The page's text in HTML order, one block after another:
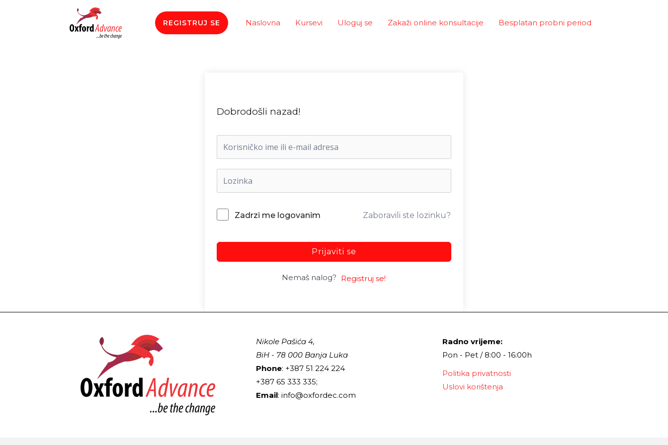
REGISTRUJ SE Naslovna Kursevi Uloguj se Zakaži online konsultacije Besplatan probni period
Dobrodošli nazad!
Zadrzi me logovanim Zaboravili ste lozinku?
Prijaviti se
Nemaš nalog? Registruj se!
Nikole Pašića 4,
BiH - 78 000 Banja Luka
Phone: +387 51 224 224
+387 65 333 335;
Email: info@oxfordec.com
Radno vrijeme:
Pon - Pet / 8:00 - 16:00h
Politika privatnosti
Uslovi korištenja